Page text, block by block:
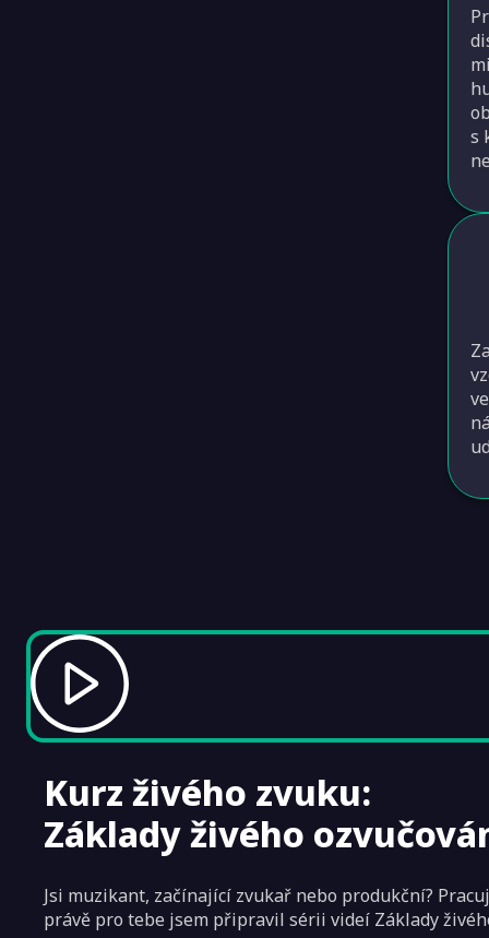
s
Kurz živého zvuku:
Základy živého
Jsi muzikant, začínající zvukař nebo produkční?
právě pro tebe jsem připravil sérii videí Základy